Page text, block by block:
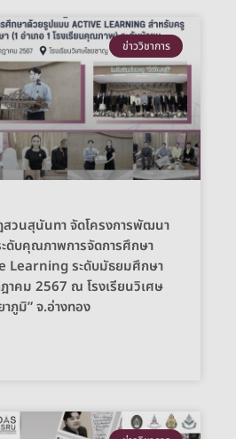
ข่าววิชาการ
สวนสุนันทา จัดโครงการพัฒนา
ดับคุณภาพการจัดการศึกษา
Learning ระดับมัธยมศึกษา
าคม 2567 ณ โรงเรียนวิเศษ
ภูมิ” จ.อ่างทอง